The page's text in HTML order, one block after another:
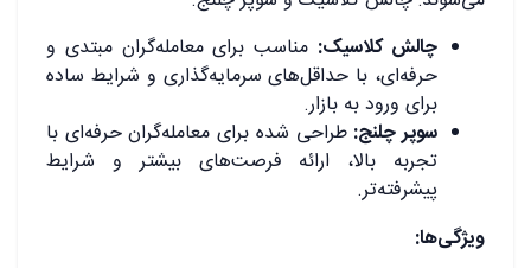
چالش کلاسیک: مناسب برای معامله‌گران مبتدی و
حرفه‌ای، با حداقل‌های سرمایه‌گذاری و شرایط ساده
برای ورود به بازار.
سوپر چلنج: طراحی شده برای معامله‌گران حرفه‌ای با
تجربه بالا، ارائه فرصت‌های بیشتر و شرایط
پیشرفته‌تر.
ویژگی‌ها: